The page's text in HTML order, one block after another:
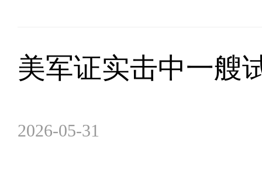
美军证实击中一艘
2026-05-31